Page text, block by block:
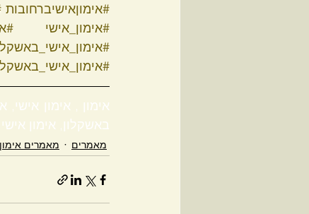
#אימוןאישיברחובות
#אימון_אישי
באשקלון, אימון
מאמרים מאמרים